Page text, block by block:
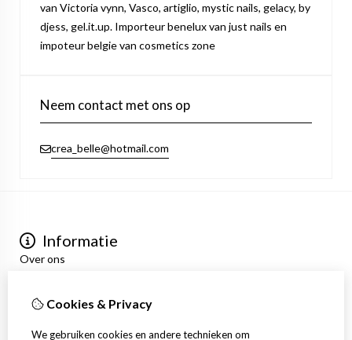
van Victoria vynn, Vasco, artiglio, mystic nails, gelacy, by
djess, gel.it.up. Importeur benelux van just nails en
impoteur belgie van cosmetics zone
Neem contact met ons op
crea_belle@hotmail.com
Informatie
Over ons
Algemene voorwaarden
Mijn account
Inloggen
Cookies & Privacy
We gebruiken cookies en andere technieken om